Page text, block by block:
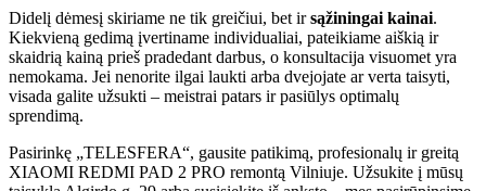
Didelį dėmesį skiriame ne tik greičiui, bet irsąžiningai kainai.
Kiekvieną gedimą įvertiname individualiai, pateikiame aiškią ir
skaidrią kainą prieš pradedant darbus, o konsultacija visuomet yra
nemokama. Jei nenorite ilgai laukti arba dvejojate ar verta taisyti,
visada galite užsukti – meistrai patars ir pasiūlys optimalų
sprendimą.
Pasirinkę „TELESFERA“, gausite patikimą, profesionalų ir greitą
XIAOMI REDMI PAD 2 PRO remontą Vilniuje. Užsukite į mūsų